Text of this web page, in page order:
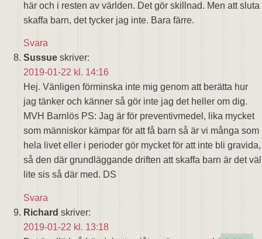
här och i resten av världen. Det gör skillnad. Men att sluta
skaffa barn, det tycker jag inte. Bara färre.
Svara
Sussue skriver:
2019-01-22 kl. 14:16
Hej. Vänligen förminska inte mig genom att berätta hur
jag tänker och känner så gör inte jag det heller om dig.
MVH Barnlös PS: Jag är för preventivmedel, lika mycket
som människor kämpar för att få barn så är vi många som
hela livet eller i perioder gör mycket för att inte bli gravida,
så den där grundläggande driften att skaffa barn är det väl
lite sis så där med. DS
Svara
Richard skriver:
2019-01-22 kl. 13:18